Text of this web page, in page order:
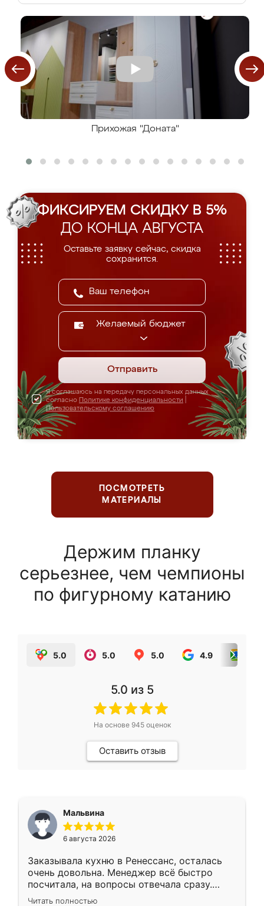
Прихожая "Доната"
ФИКСИРУЕМ СКИДКУ В 5%
ДО КОНЦА АВГУСТА
Оставьте заявку сейчас, скидка
сохранится.
Желаемый бюджет
Отправить
Я соглашаюсь на передачу персональных данных
согласно Политике конфиденциальности
Пользовательскому соглашению
ПОСМОТРЕТЬ
МАТЕРИАЛЫ
Держим планку
серьезнее, чем чемпионы
по фигурному катанию
5.0 5.0 5.0 4.9
5.0 из 5
На основе 945оценок
Оставить отзыв
Мальвина
6 августа 2026
Заказывала кухню в Ренессанс, осталась
очень довольна. Менеджер всё быстро
посчитала, на вопросы отвечала сразу.
Замерщик приехал в субботу, подошёл к
Читать полностью